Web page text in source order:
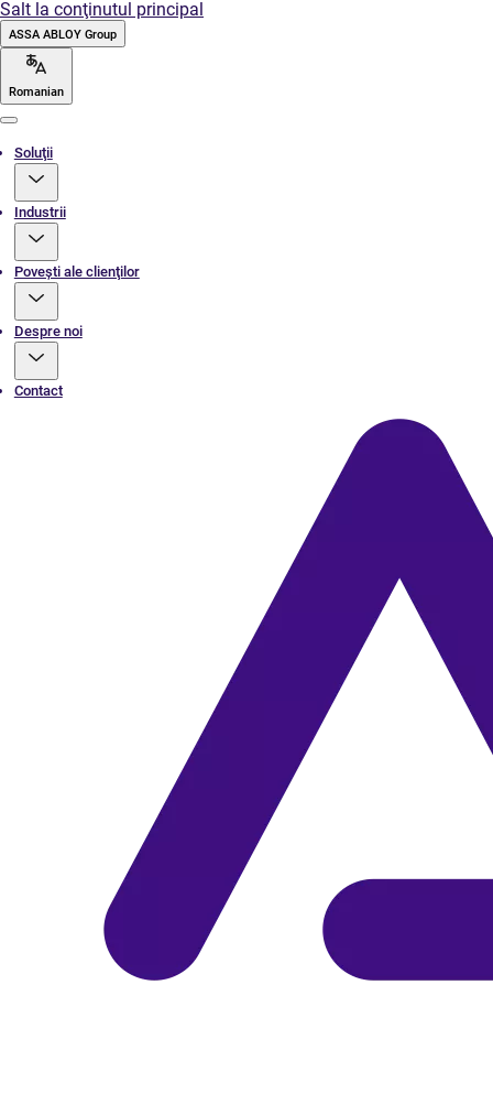
Salt la conţinutul principal
ASSA ABLOY Group
Romanian
Soluţii
Industrii
Poveşti ale clienţilor
Despre noi
Contact